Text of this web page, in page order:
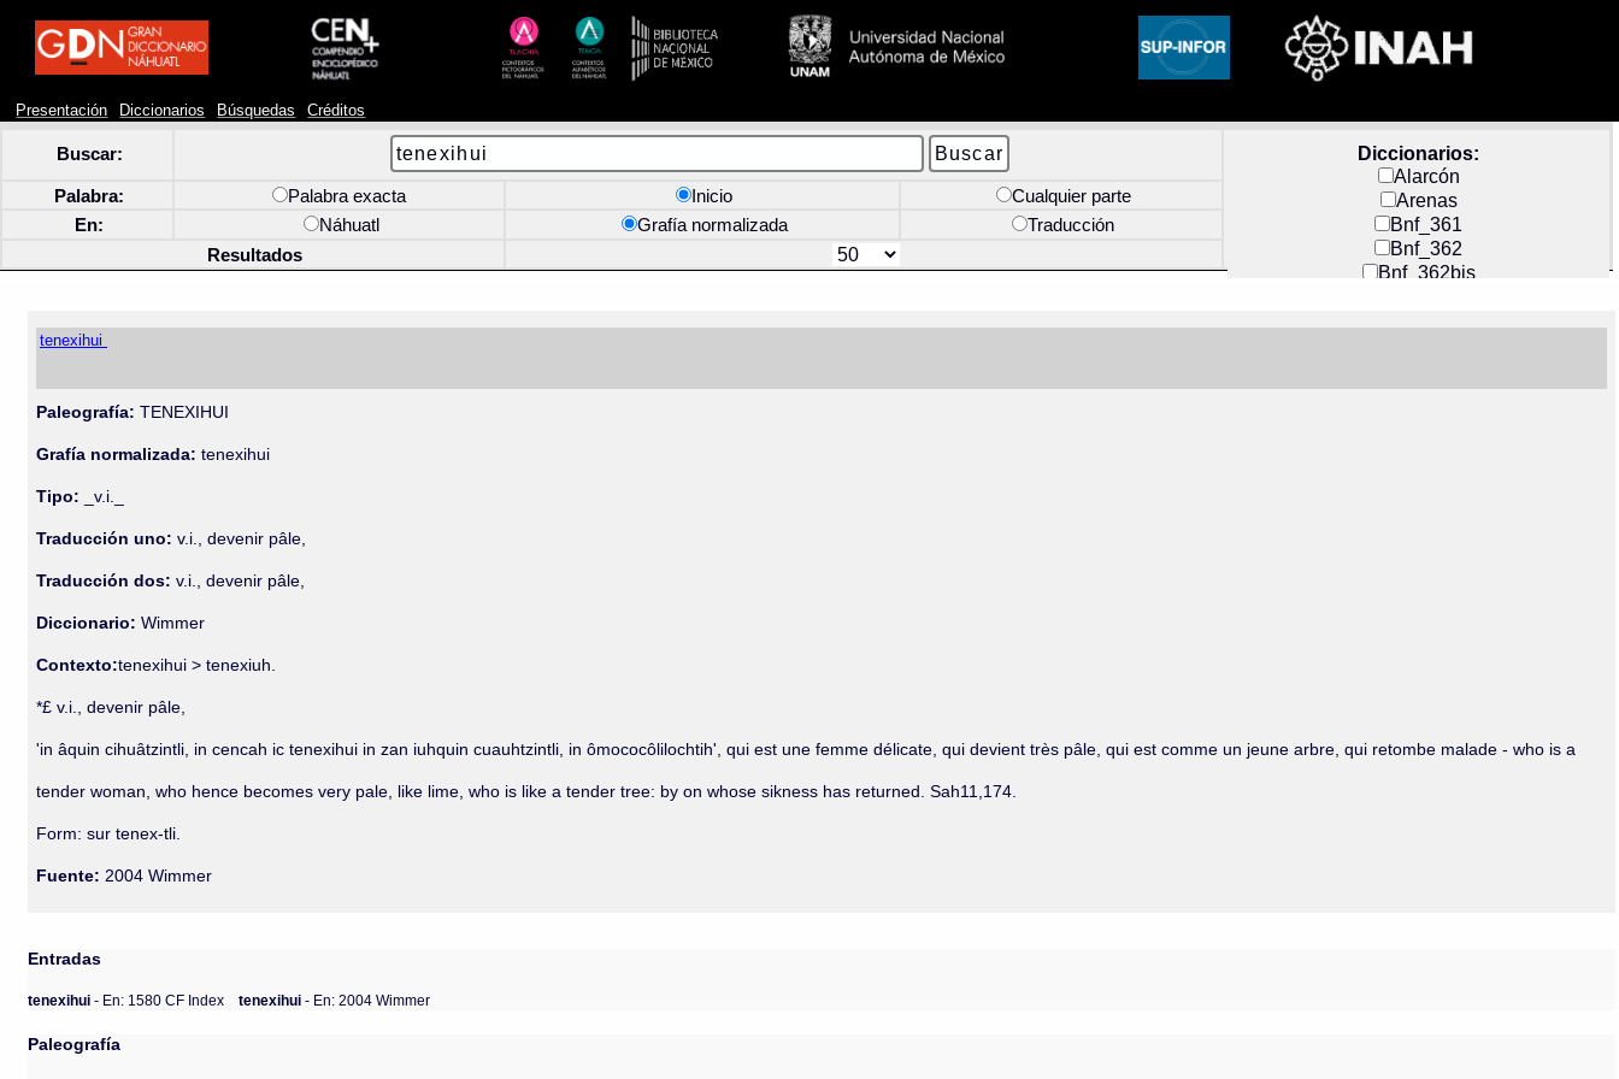
Presentación Diccionarios Búsquedas Créditos
Buscar:
Diccionarios:
Alarcón
Arenas
Bnf_361
Bnf_362
Bnf_362bis
Docs_México
Palabra: Palabra exacta Inicio
Cualquier parte
En:
Náhuatl Grafía normalizada
Traducción
Resultados
tenexihui
Paleografía: TENEXIHUI
Grafía normalizada: tenexihui
Tipo: _v.i._
Traducción uno: v.i., devenir pâle,
Traducción dos: v.i., devenir pâle,
Diccionario:Wimmer
Contexto:tenexihui > tenexiuh.
*£ v.i., devenir pâle,
'in âquin cihuâtzintli, in cencah ic tenexihui in zan iuhquin cuauhtzintli, in ômococôlilochtih', qui est une femme délicate, qui devient très pâle, qui est comme un jeune arbre, qui retombe malade - who is a
tender woman, who hence becomes very pale, like lime, who is like a tender tree: by on whose sikness has returned. Sah11,174.
Form: sur tenex-tli.
Fuente: 2004 Wimmer
Entradas
tenexihui- En: 1580 CF Index tenexihui- En: 2004 Wimmer
Paleografía